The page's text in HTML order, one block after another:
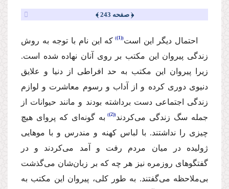
﴿ صفحه 243 ﴾
احتمال دیگر این است (1)
كه این نام با توجه به روش
زندگی پیروان این مكتب بر روی آنان نهاده شده است.
زیرا پیروان این مكتب به حد افراطی از دنیا و علایق
دنیوی دوری كرده و از آداب و رسوم معاشرت و لوازم
زندگی اجتماعی دست برداشته بودند و مانند حیوانات از
جمله سگ زندگی می‌كردند (2)
به گونه‌ای كه پروای هیچ
چیزی را نداشتند. با لباس كهنه و مندرس و با موهایی
ژولیده در میان مردم رفت و آمد می‌كردند و در
گفتگوهای روزمره نیز هر چه كه بر زبان‌شان می‌گذشت
بی‌ملاحظه می‌گفتند. به طور كلی، پیروان این مكتب به